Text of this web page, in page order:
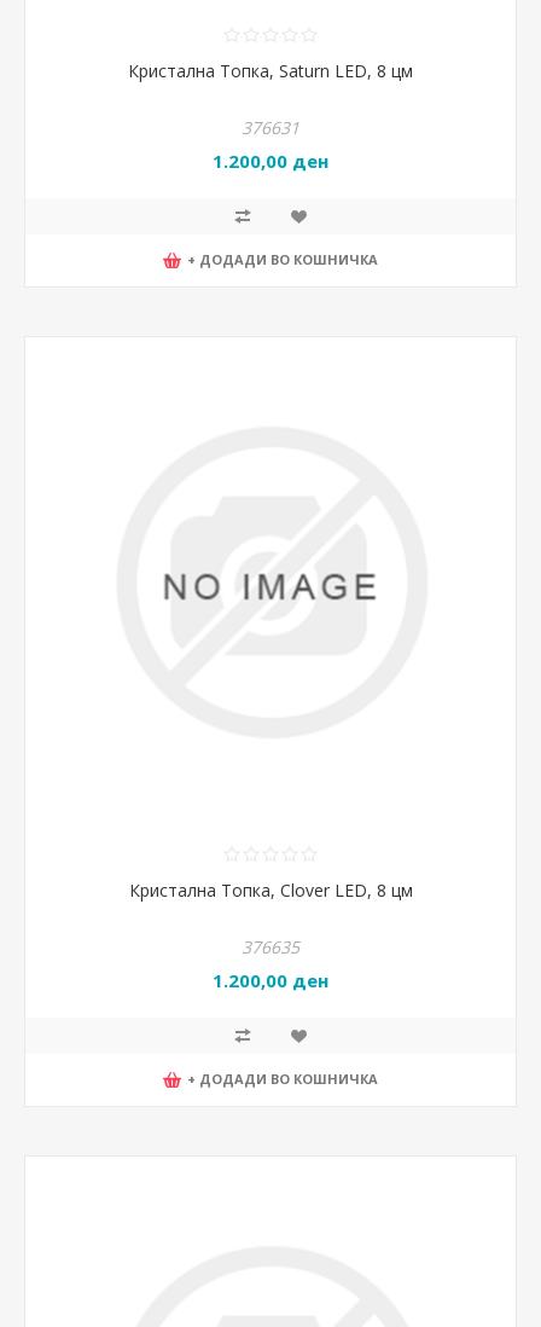
Кристална Топка, Saturn LED, 8 цм
376631
1.200,00 ден
+ ДОДАДИ ВО КОШНИЧКА
Кристална Топка, Clover LED, 8 цм
376635
1.200,00 ден
+ ДОДАДИ ВО КОШНИЧКА